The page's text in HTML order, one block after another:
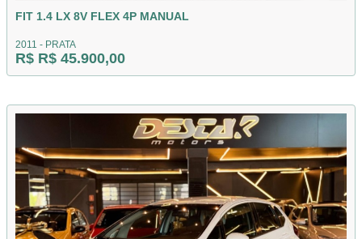
FIT 1.4 LX 8V FLEX 4P MANUAL
2011 - PRATA
R$ R$ 45.900,00